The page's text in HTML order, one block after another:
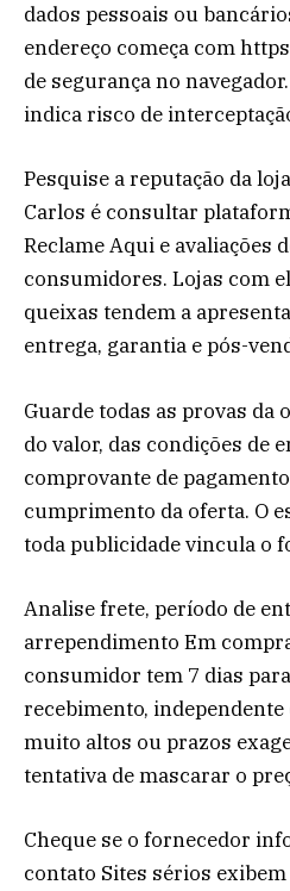
dados pessoais ou
endereço começa com
de segurança no
indica risco de
Pesquise a reputação da
Carlos é consultar
Reclame Aqui e avaliações
consumidores. Lojas com
queixas tendem a
entrega, garantia e pós-
Guarde todas as provas da
do valor, das condições de
comprovante de
cumprimento da oferta. O
toda publicidade vincula o
Analise frete, período de
arrependimento Em
consumidor tem 7 dias
recebimento,
muito altos ou prazos
tentativa de mascarar o
Cheque se o fornecedor
contato Sites sérios